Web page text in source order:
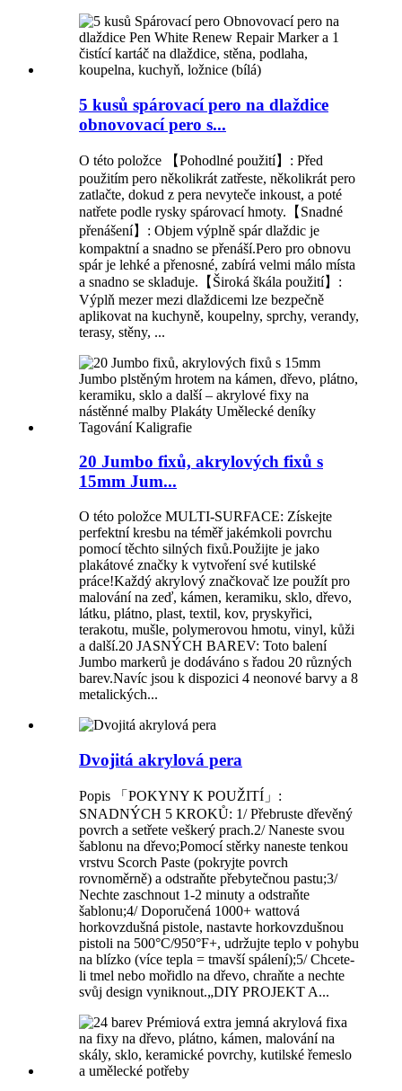
5 kusů spárovací pero na dlaždice
obnovovací pero s...
O této položce 【Pohodlné použití】: Před
použitím pero několikrát zatřeste, několikrát pero
zatlačte, dokud z pera nevyteče inkoust, a poté
natřete podle rysky spárovací hmoty.【Snadné
přenášení】: Objem výplně spár dlaždic je
kompaktní a snadno se přenáší.Pero pro obnovu
spár je lehké a přenosné, zabírá velmi málo místa
a snadno se skladuje.【Široká škála použití】:
Výplň mezer mezi dlaždicemi lze bezpečně
aplikovat na kuchyně, koupelny, sprchy, verandy,
terasy, stěny, ...
20 Jumbo fixů, akrylových fixů s
15mm Jum...
O této položce MULTI-SURFACE: Získejte
perfektní kresbu na téměř jakémkoli povrchu
pomocí těchto silných fixů.Použijte je jako
plakátové značky k vytvoření své kutilské
práce!Každý akrylový značkovač lze použít pro
malování na zeď, kámen, keramiku, sklo, dřevo,
látku, plátno, plast, textil, kov, pryskyřici,
terakotu, mušle, polymerovou hmotu, vinyl, kůži
a další.20 JASNÝCH BAREV: Toto balení
Jumbo markerů je dodáváno s řadou 20 různých
barev.Navíc jsou k dispozici 4 neonové barvy a 8
metalických...
Dvojitá akrylová pera
Popis 「POKYNY K POUŽITÍ」:
SNADNÝCH 5 KROKŮ: 1/ Přebruste dřevěný
povrch a setřete veškerý prach.2/ Naneste svou
šablonu na dřevo;Pomocí stěrky naneste tenkou
vrstvu Scorch Paste (pokryjte povrch
rovnoměrně) a odstraňte přebytečnou pastu;3/
Nechte zaschnout 1-2 minuty a odstraňte
šablonu;4/ Doporučená 1000+ wattová
horkovzdušná pistole, nastavte horkovzdušnou
pistoli na 500°C/950°F+, udržujte teplo v pohybu
na blízko (více tepla = tmavší spálení);5/ Chcete-
li tmel nebo mořidlo na dřevo, chraňte a nechte
svůj design vyniknout.„DIY PROJEKT A...